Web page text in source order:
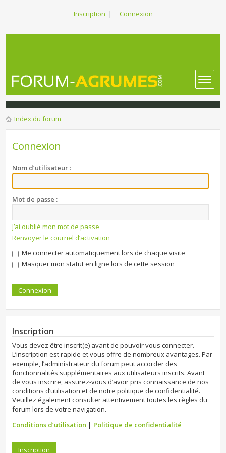
Inscription | Connexion
Index du forum
Connexion
Nom d’utilisateur :
Mot de passe :
J’ai oublié mon mot de passe
Renvoyer le courriel d’activation
Me connecter automatiquement lors de chaque visite
Masquer mon statut en ligne lors de cette session
Inscription
Vous devez être inscrit(e) avant de pouvoir vous connecter.
L’inscription est rapide et vous offre de nombreux avantages. Par
exemple, l’administrateur du forum peut accorder des
fonctionnalités supplémentaires aux utilisateurs inscrits. Avant
de vous inscrire, assurez-vous d’avoir pris connaissance de nos
conditions d’utilisation et de notre politique de confidentialité.
Veuillez également consulter attentivement toutes les règles du
forum lors de votre navigation.
Conditions d’utilisation | Politique de confidentialité
Inscription